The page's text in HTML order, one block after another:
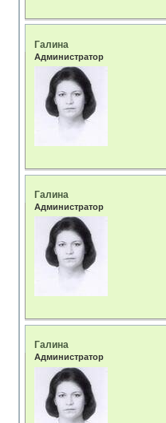
Галина
Администратор
Галина
Администратор
Галина
Администратор